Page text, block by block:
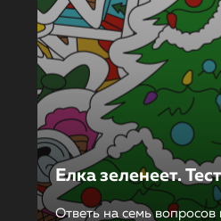
Елка зеленеет.
Ответь на семь вопросов